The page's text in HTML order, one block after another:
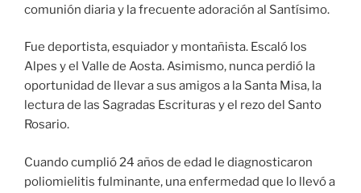
comunión diaria y la frecuente adoración al Santísimo.
Fue deportista, esquiador y montañista. Escaló los
Alpes y el Valle de Aosta. Asimismo, nunca perdió la
oportunidad de llevar a sus amigos a la Santa Misa, la
lectura de las Sagradas Escrituras y el rezo del Santo
Rosario.
Cuando cumplió 24 años de edad le diagnosticaron
poliomielitis fulminante, una enfermedad que lo llevó a